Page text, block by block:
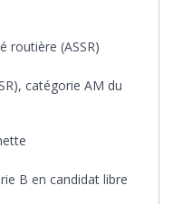
routière (ASSR)
catégorie AM du
B en candidat libre